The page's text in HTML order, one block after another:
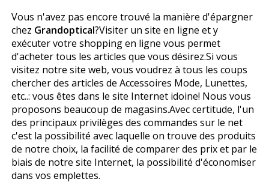
Vous n'avez pas encore trouvé la manière d'épargner
chez Grandoptical?Visiter un site en ligne et y
exécuter votre shopping en ligne vous permet
d'acheter tous les articles que vous désirez.Si vous
visitez notre site web, vous voudrez à tous les coups
chercher des articles de Accessoires Mode, Lunettes,
etc..: vous êtes dans le site Internet idoine! Nous vous
proposons beaucoup de magasins.Avec certitude, l'un
des principaux privilèges des commandes sur le net
c'est la possibilité avec laquelle on trouve des produits
de notre choix, la facilité de comparer des prix et par le
biais de notre site Internet, la possibilité d'économiser
dans vos emplettes.